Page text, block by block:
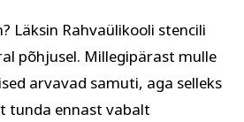
Läksin Rahvaülikooli stencili
põhjusel. Millegipärast mulle
arvavad samuti, aga selleks
tunda ennast vabalt